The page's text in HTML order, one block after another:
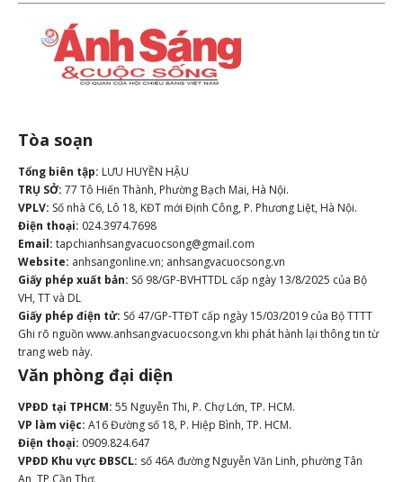
Tòa soạn
Tổng biên tập: LƯU HUYỀN HẬU
TRỤ SỞ: 77 Tô Hiến Thành, Phường Bạch Mai, Hà Nội.
VPLV: Số nhà C6, Lô 18, KĐT mới Định Công, P. Phương Liệt, Hà Nội.
Điện thoại: 024.3974.7698
Email: tapchianhsangvacuocsong@gmail.com
Website: anhsangonline.vn; anhsangvacuocsong.vn
Giấy phép xuất bản: Số 98/GP-BVHTTDL cấp ngày 13/8/2025 của Bộ
VH, TT và DL
Giấy phép điện tử: Số 47/GP-TTĐT cấp ngày 15/03/2019 của Bộ TTTT
Ghi rõ nguồn www.anhsangvacuocsong.vn khi phát hành lại thông tin từ
trang web này.
Văn phòng đại diện
VPĐD tại TPHCM: 55 Nguyễn Thi, P. Chợ Lớn, TP. HCM.
VP làm việc: A16 Đường số 18, P. Hiệp Bình, TP. HCM.
Điện thoại: 0909.824.647
VPĐD Khu vực ĐBSCL: số 46A đường Nguyễn Văn Linh, phường Tân
An, TP Cần Thơ.